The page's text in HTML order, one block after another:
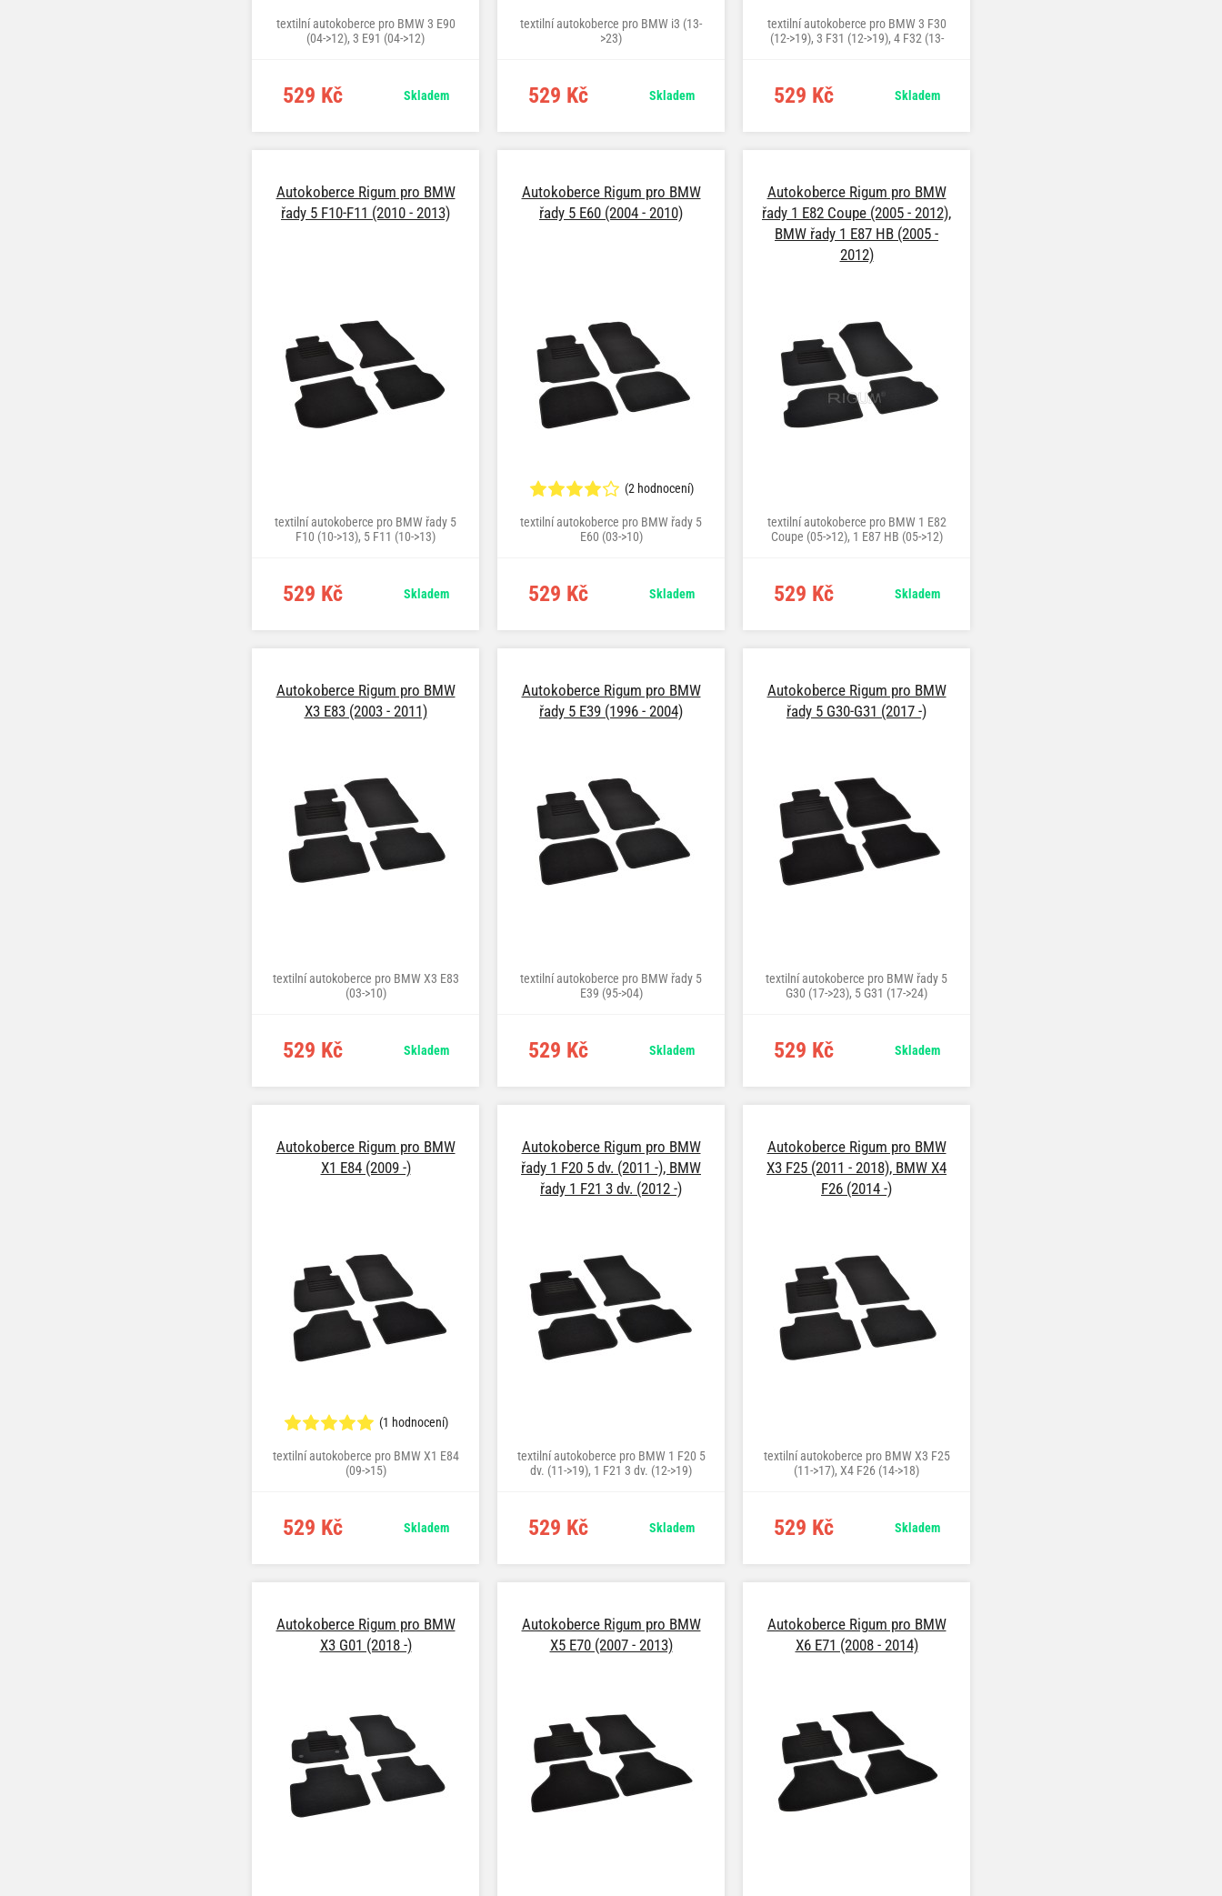
textilní autokoberce pro BMW 3 E90
(04->12), 3 E91 (04->12)
529 Kč Skladem
textilní autokoberce pro BMW i3 (13-
>23)
529 Kč Skladem
textilní autokoberce pro BMW 3 F30
(12->19), 3 F31 (12->19), 4 F32 (13-
529 Kč Skladem
Autokoberce Rigum pro BMW
řady 5 F10-F11 (2010 - 2013)
textilní autokoberce pro BMW řady 5
F10 (10->13), 5 F11 (10->13)
529 Kč Skladem
Autokoberce Rigum pro BMW
řady 5 E60 (2004 - 2010)
(2 hodnocení)
textilní autokoberce pro BMW řady 5
E60 (03->10)
529 Kč Skladem
Autokoberce Rigum pro BMW
řady 1 E82 Coupe (2005 - 2012),
BMW řady 1 E87 HB (2005 -
2012)
textilní autokoberce pro BMW 1 E82
Coupe (05->12), 1 E87 HB (05->12)
529 Kč Skladem
Autokoberce Rigum pro BMW
X3 E83 (2003 - 2011)
textilní autokoberce pro BMW X3 E83
(03->10)
529 Kč Skladem
Autokoberce Rigum pro BMW
řady 5 E39 (1996 - 2004)
textilní autokoberce pro BMW řady 5
E39 (95->04)
529 Kč Skladem
Autokoberce Rigum pro BMW
řady 5 G30-G31 (2017 -)
textilní autokoberce pro BMW řady 5
G30 (17->23), 5 G31 (17->24)
529 Kč Skladem
Autokoberce Rigum pro BMW
X1 E84 (2009 -)
(1 hodnocení)
textilní autokoberce pro BMW X1 E84
(09->15)
529 Kč Skladem
Autokoberce Rigum pro BMW
řady 1 F20 5 dv. (2011 -), BMW
řady 1 F21 3 dv. (2012 -)
textilní autokoberce pro BMW 1 F20 5
dv. (11->19), 1 F21 3 dv. (12->19)
529 Kč Skladem
Autokoberce Rigum pro BMW
X3 F25 (2011 - 2018), BMW X4
F26 (2014 -)
textilní autokoberce pro BMW X3 F25
(11->17), X4 F26 (14->18)
529 Kč Skladem
Autokoberce Rigum pro BMW
X3 G01 (2018 -)
Autokoberce Rigum pro BMW
X5 E70 (2007 - 2013)
Autokoberce Rigum pro BMW
X6 E71 (2008 - 2014)